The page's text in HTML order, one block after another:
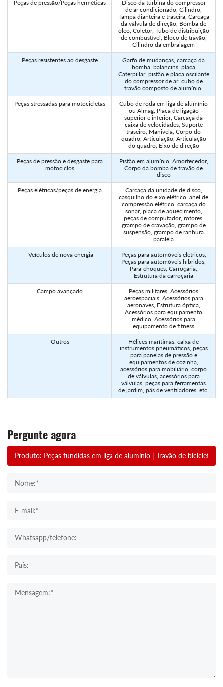
Peças de pressão/Peças herméticas
Disco da turbina do compressor
de ar condicionado, Cilindro,
Tampa dianteira e traseira, Carcaça
da válvula de direção, Bomba de
óleo, Coletor, Tubo de distribuição
de combustível, Bloco de travão,
Cilindro da embraiagem
Peças resistentes ao desgaste
Garfo de mudanças, carcaça da
bomba, balancins, placa
Caterpillar, pistão e placa oscilante
do compressor de ar, cubo de
travão composto de alumínio,
Peças stressadas para motocicletas
Cubo de roda em liga de alumínio
ou Almag, Placa de ligação
superior e inferior, Carcaça da
caixa de velocidades, Suporte
traseiro, Manivela, Corpo do
quadro, Articulação, Articulação
do quadro, Eixo de direção
Peças de pressão e desgaste para
motociclos
Pistão em alumínio, Amortecedor,
Corpo da bomba de travão de
disco
Peças elétricas/peças de energia
Carcaça da unidade de disco,
casquilho do eixo elétrico, anel de
compressão elétrico, carcaça do
sonar, placa de aquecimento,
peças de computador, rotores,
grampo de cravação, grampo de
suspensão, grampo de ranhura
paralela
Veículos de nova energia
Peças para automóveis elétricos,
Peças para automóveis híbridos,
Para-choques, Carroçaria,
Estrutura da carroçaria
Campo avançado
Peças militares, Acessórios
aeroespaciais, Acessórios para
aeronaves, Estrutura óptica,
Acessórios para equipamento
médico, Acessórios para
equipamento de fitness
Outros
Hélices marítimas, caixa de
instrumentos pneumáticos, peças
para panelas de pressão e
equipamentos de cozinha,
acessórios para mobiliário, corpo
de válvulas, acessórios para
válvulas, peças para ferramentas
de jardim, pás de ventiladores, etc.
Pergunte agora